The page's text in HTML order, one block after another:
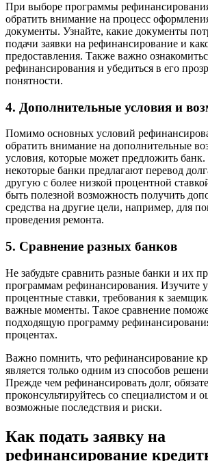
При выборе программы
обратить внимание на процесс
документы. Узнайте, какие документы
подачи заявки на рефинансирование и
предоставления. Также важно
рефинансирования и убедиться в его
понятности.
4. Дополнительные условия и
Помимо основных условий
обратить внимание на дополнительные
условия, которые может предложить
некоторые банки предлагают перевод
другую с более низкой процентной
быть полезной возможность получить
средства на другие цели, например, для
проведения ремонта.
5. Сравнение разных банков
Не забудьте сравнить разные банки и их
программам рефинансирования. Изучите
процентные ставки, требования к
важные моменты. Такое сравнение
подходящую программу
процентах.
Важно помнить, что рефинансирование
является только одним из способов
Прежде чем рефинансировать долг,
проконсультируйтесь со специалистом и
возможные последствия и риски.
Как подать заявку на
рефинансирование